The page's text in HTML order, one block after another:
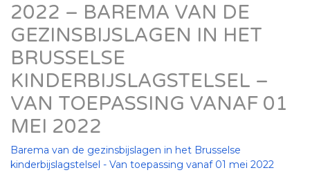
2022 – BAREMA VAN DE
GEZINSBIJSLAGEN IN HET
BRUSSELSE
KINDERBIJSLAGSTELSEL –
VAN TOEPASSING VANAF 01
MEI 2022
Barema van de gezinsbijslagen in het Brusselse
kinderbijslagstelsel - Van toepassing vanaf 01 mei 2022